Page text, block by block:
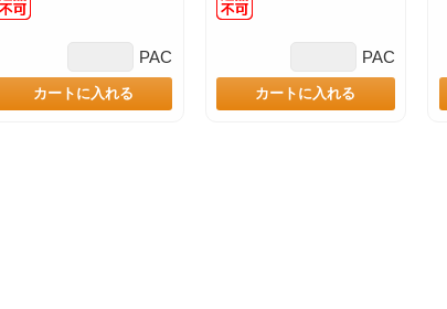
PAC
カートに入れる
PAC
カートに入れる